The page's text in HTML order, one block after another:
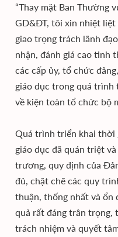
“Thay mặt Ban Thường
GD&ĐT, tôi xin nhiệt liệt
giao trọng trách lãnh
nhận, đánh giá cao tinh
các cấp ủy, tổ chức
giáo dục trong quá
về kiện toàn tổ chức bộ
Quá trình triển khai thời
giáo dục đã quán triệt
trương, quy định của
đủ, chặt chẽ các quy
thuận, thống nhất và
quả rất đáng trân trọng,
trách nhiệm và quyết